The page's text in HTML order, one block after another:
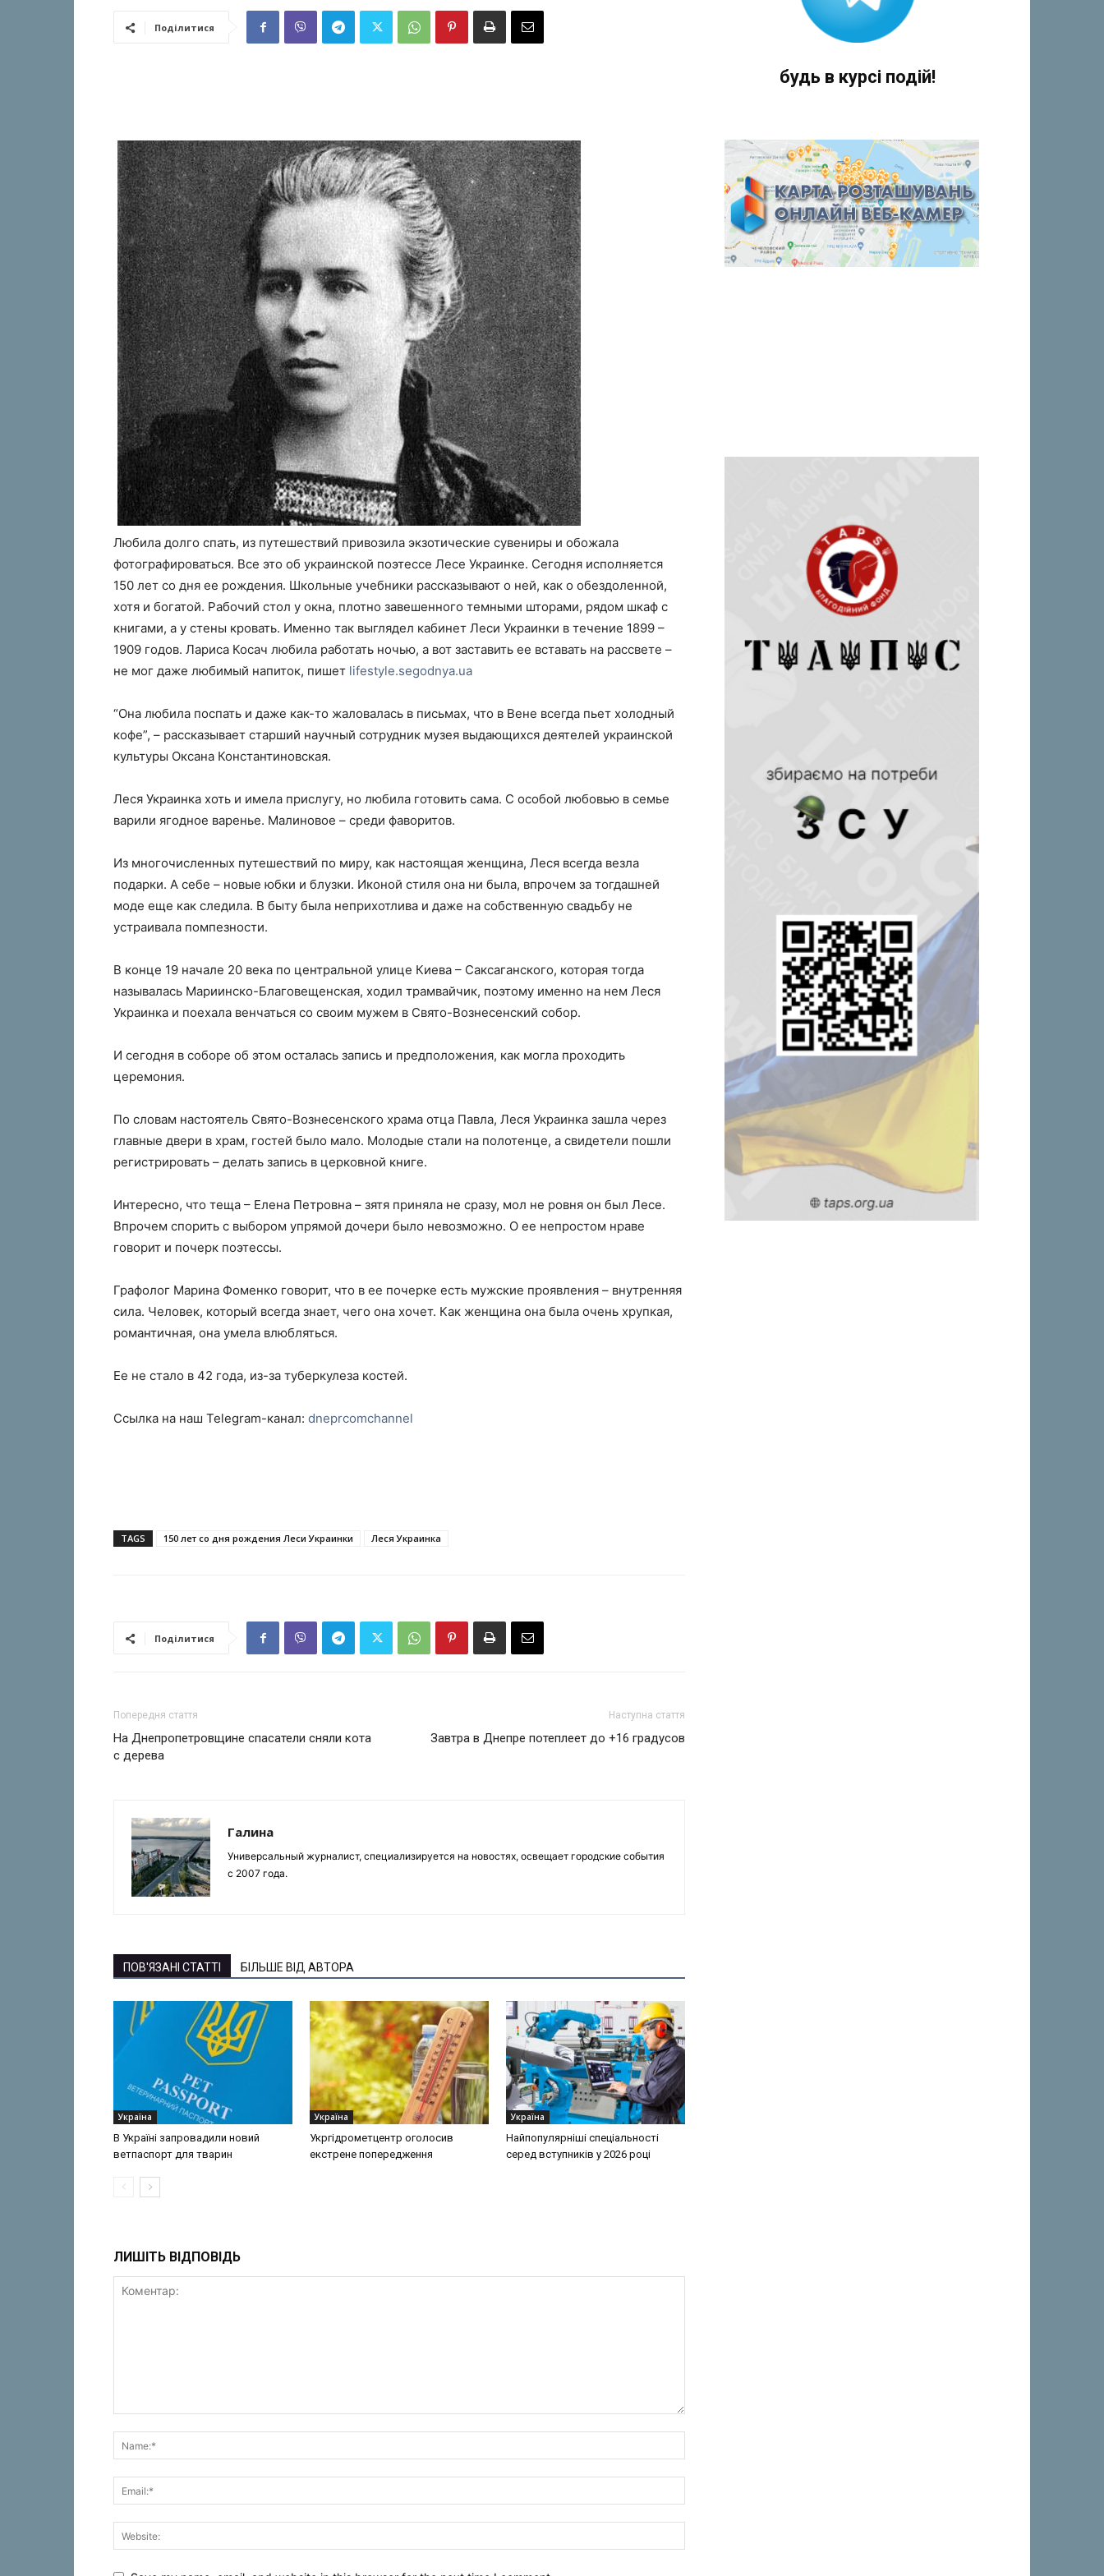
Поділитися
Любила долго спать, из путешествий привозила экзотические сувениры и обожала
фотографироваться. Все это об украинской поэтессе Лесе Украинке. Сегодня исполняется
150 лет со дня ее рождения. Школьные учебники рассказывают о ней, как о обездоленной,
хотя и богатой. Рабочий стол у окна, плотно завешенного темными шторами, рядом шкаф с
книгами, а у стены кровать. Именно так выглядел кабинет Леси Украинки в течение 1899 –
1909 годов. Лариса Косач любила работать ночью, а вот заставить ее вставать на рассвете –
не мог даже любимый напиток, пишет lifestyle.segodnya.ua
“Она любила поспать и даже как-то жаловалась в письмах, что в Вене всегда пьет холодный
кофе”, – рассказывает старший научный сотрудник музея выдающихся деятелей украинской
культуры Оксана Константиновская.
Леся Украинка хоть и имела прислугу, но любила готовить сама. С особой любовью в семье
варили ягодное варенье. Малиновое – среди фаворитов.
Из многочисленных путешествий по миру, как настоящая женщина, Леся всегда везла
подарки. А себе – новые юбки и блузки. Иконой стиля она ни была, впрочем за тогдашней
моде еще как следила. В быту была неприхотлива и даже на собственную свадьбу не
устраивала помпезности.
В конце 19 начале 20 века по центральной улице Киева – Саксаганского, которая тогда
называлась Мариинско-Благовещенская, ходил трамвайчик, поэтому именно на нем Леся
Украинка и поехала венчаться со своим мужем в Свято-Вознесенский собор.
И сегодня в соборе об этом осталась запись и предположения, как могла проходить
церемония.
По словам настоятель Свято-Вознесенского храма отца Павла, Леся Украинка зашла через
главные двери в храм, гостей было мало. Молодые стали на полотенце, а свидетели пошли
регистрировать – делать запись в церковной книге.
Интересно, что теща – Елена Петровна – зятя приняла не сразу, мол не ровня он был Лесе.
Впрочем спорить с выбором упрямой дочери было невозможно. О ее непростом нраве
говорит и почерк поэтессы.
Графолог Марина Фоменко говорит, что в ее почерке есть мужские проявления – внутренняя
сила. Человек, который всегда знает, чего она хочет. Как женщина она была очень хрупкая,
романтичная, она умела влюбляться.
Ее не стало в 42 года, из-за туберкулеза костей.
Ссылка на наш Telegram-канал: dneprcomchannel
TAGS 150 лет со дня рождения Леси Украинки Леся Украинка
Поділитися
Попередня стаття
На Днепропетровщине спасатели сняли кота
с дерева
Наступна стаття
Завтра в Днепре потеплеет до +16 градусов
Галина
Универсальный журналист, специализируется на новостях, освещает городские события
с 2007 года.
ПОВ'ЯЗАНІ СТАТТІ БІЛЬШЕ ВІД АВТОРА
Україна
В Україні запровадили новий
ветпаспорт для тварин
Україна
Укргідрометцентр оголосив
екстрене попередження
Україна
Найпопулярніші спеціальності
серед вступників у 2026 році
ЛИШІТЬ ВІДПОВІДЬ
будь в курсі подій!